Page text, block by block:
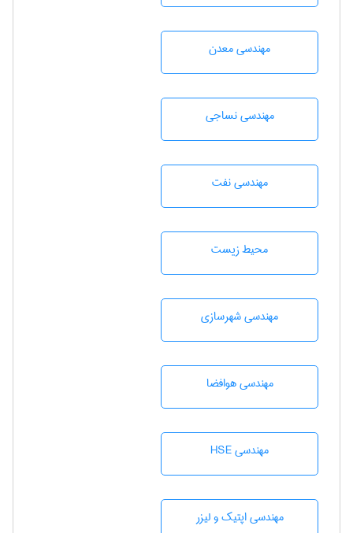
مهندسی معدن
مهندسي نساجی
مهندسی نفت
محيط زيست
مهندسی شهرسازی
مهندسی هوافضا
مهندسی HSE
مهندسی اپتیک و لیزر